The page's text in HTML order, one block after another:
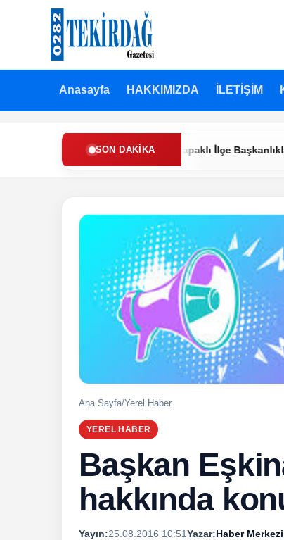
Anasayfa HAKKIMIZDA İLETİŞİM
SON DAKIKA
Partisi’nde Muratlı ve Kapaklı İlçe Başkanlıklarına
Ana Sayfa/Yerel Haber
YEREL HABER
Başkan
hakkında
Yayın:25.08.2016 10:51Yazar:Haber Merkezi